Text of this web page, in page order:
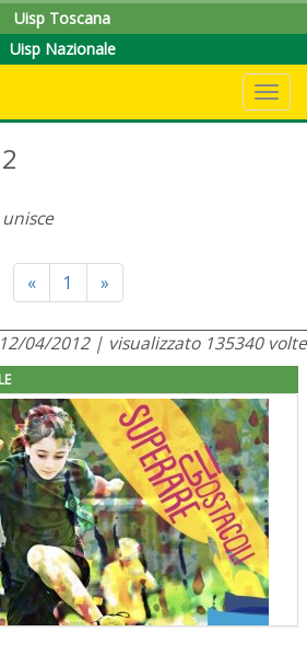
Uisp Toscana
Uisp Nazionale
«Previous
1 »Next
04/2012 | visualizzato 135340 volte